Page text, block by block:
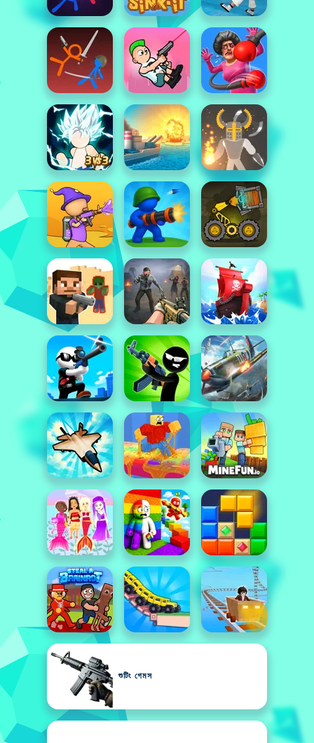
শুটিং গেমস